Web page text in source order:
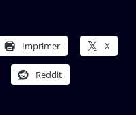
Imprimer X
Reddit